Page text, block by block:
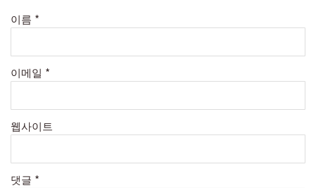
이름 *
이메일 *
웹사이트
댓글 *